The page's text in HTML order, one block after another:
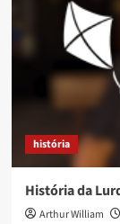
da
Roda
Livre
de
Caxias
história
História da
Arthur William